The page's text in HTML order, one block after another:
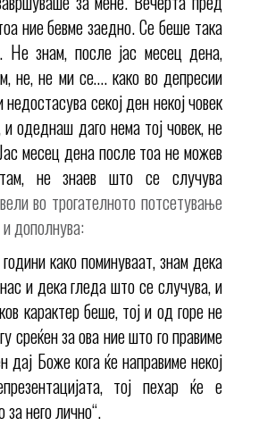
ние бевме заедно. Се беше така
Не знам, после јас месец дена,
не, не ми се…. како во депресии
секој ден некој човек
одеднаш даго нема тој човек, не
месец дена после тоа не можев
не знаев што се случува
во трогателното потсетување
дополнува:
како поминуваат, знам дека
и дека гледа што се случува, и
карактер беше, тој и од горе не
среќен за ова ние што го правиме
дај Боже кога ќе направиме некој
тој пехар ќе е
за него лично“.